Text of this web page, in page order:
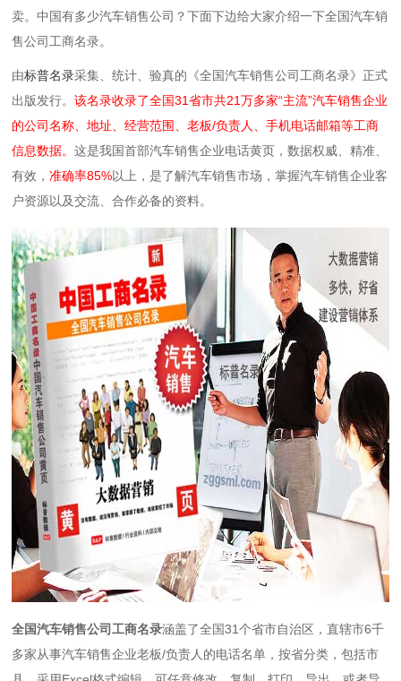
卖。中国有多少汽车销售公司？下面下边给大家介绍一下全国汽车销
售公司工商名录。
由标普名录采集、统计、验真的《全国汽车销售公司工商名录》正式
出版发行。该名录收录了全国31省市共21万多家“主流”汽车销售企业
的公司名称、地址、经营范围、老板/负责人、手机电话邮箱等工商
信息数据。这是我国首部汽车销售企业电话黄页，数据权威、精准、
有效，准确率85%以上，是了解汽车销售市场，掌握汽车销售企业客
户资源以及交流、合作必备的资料。
全国汽车销售公司工商名录涵盖了全国31个省市自治区，直辖市6千
多家从事汽车销售企业老板/负责人的电话名单，按省分类，包括市